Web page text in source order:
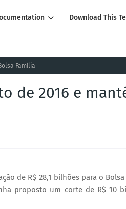
Download This
Família
de 2016 e
de R$ 28,1 bilhões para o
proposto um corte de R$ 10